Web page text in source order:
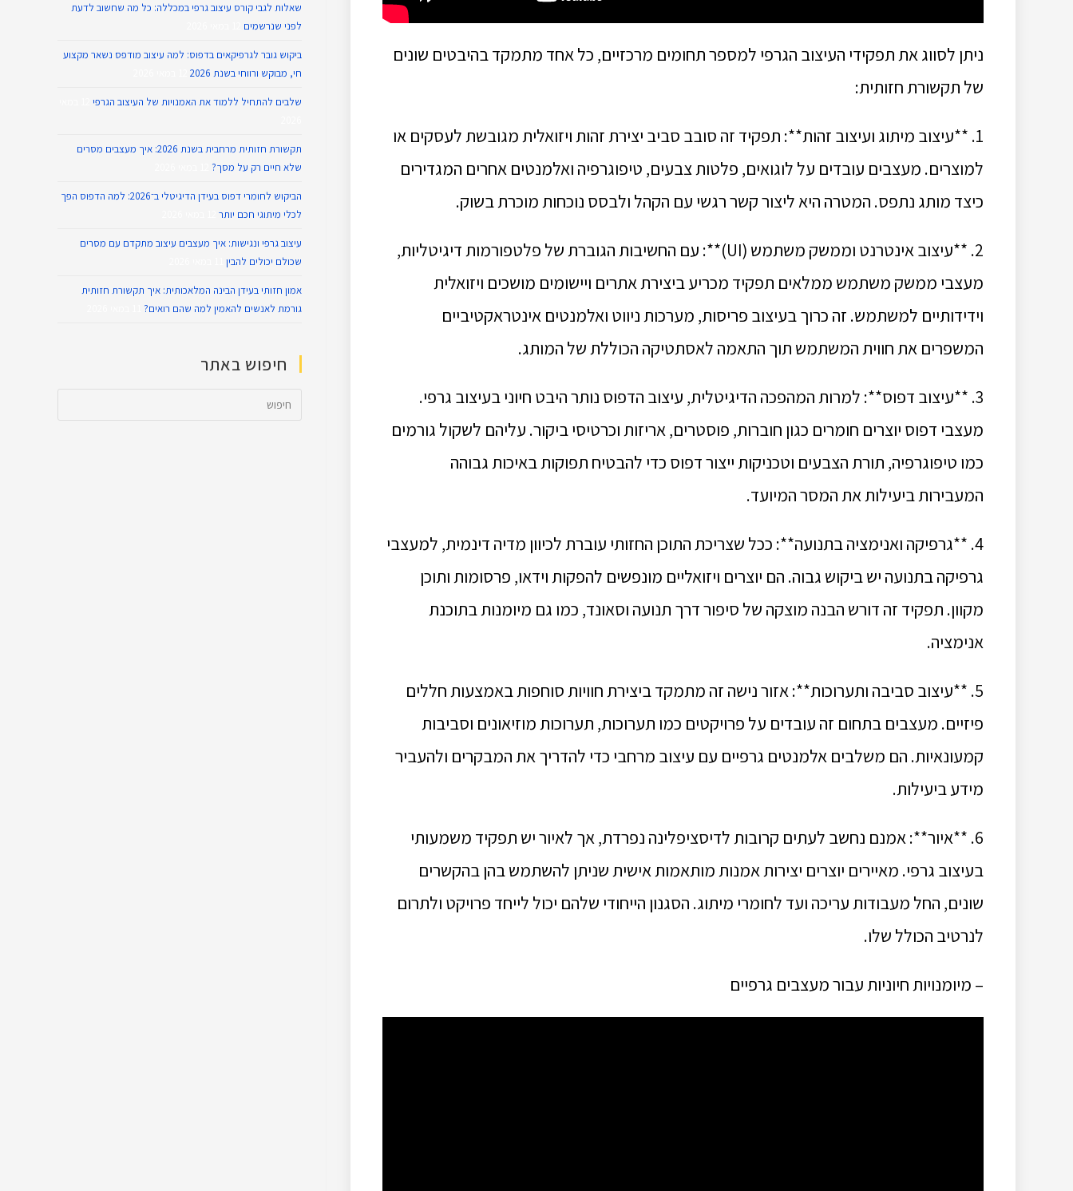
ניתן לסווג את תפקידי העיצוב הגרפי למספר תחומים מרכזיים, כל אחד מתמקד בהיבטים שונים
של תקשורת חזותית:
1. **עיצוב מיתוג ועיצוב זהות**: תפקיד זה סובב סביב יצירת זהות ויזואלית מגובשת לעסקים או
למוצרים. מעצבים עובדים על לוגואים, פלטות צבעים, טיפוגרפיה ואלמנטים אחרים המגדירים
כיצד מותג נתפס. המטרה היא ליצור קשר רגשי עם הקהל ולבסס נוכחות מוכרת בשוק.
2. **עיצוב אינטרנט וממשק משתמש (UI)**: עם החשיבות הגוברת של פלטפורמות דיגיטליות,
מעצבי ממשק משתמש ממלאים תפקיד מכריע ביצירת אתרים ויישומים מושכים ויזואלית
וידידותיים למשתמש. זה כרוך בעיצוב פריסות, מערכות ניווט ואלמנטים אינטראקטיביים
המשפרים את חווית המשתמש תוך התאמה לאסתטיקה הכוללת של המותג.
3. **עיצוב דפוס**: למרות המהפכה הדיגיטלית, עיצוב הדפוס נותר היבט חיוני בעיצוב גרפי.
מעצבי דפוס יוצרים חומרים כגון חוברות, פוסטרים, אריזות וכרטיסי ביקור. עליהם לשקול גורמים
כמו טיפוגרפיה, תורת הצבעים וטכניקות ייצור דפוס כדי להבטיח תפוקות באיכות גבוהה
המעבירות ביעילות את המסר המיועד.
4. **גרפיקה ואנימציה בתנועה**: ככל שצריכת התוכן החזותי עוברת לכיוון מדיה דינמית, למעצבי
גרפיקה בתנועה יש ביקוש גבוה. הם יוצרים ויזואליים מונפשים להפקות וידאו, פרסומות ותוכן
מקוון. תפקיד זה דורש הבנה מוצקה של סיפור דרך תנועה וסאונד, כמו גם מיומנות בתוכנת
אנימציה.
5. **עיצוב סביבה ותערוכות**: אזור נישה זה מתמקד ביצירת חוויות סוחפות באמצעות חללים
פיזיים. מעצבים בתחום זה עובדים על פרויקטים כמו תערוכות, תערוכות מוזיאונים וסביבות
קמעונאיות. הם משלבים אלמנטים גרפיים עם עיצוב מרחבי כדי להדריך את המבקרים ולהעביר
מידע ביעילות.
6. **איור**: אמנם נחשב לעתים קרובות לדיסציפלינה נפרדת, אך לאיור יש תפקיד משמעותי
בעיצוב גרפי. מאיירים יוצרים יצירות אמנות מותאמות אישית שניתן להשתמש בהן בהקשרים
שונים, החל מעבודות עריכה ועד לחומרי מיתוג. הסגנון הייחודי שלהם יכול לייחד פרויקט ולתרום
לנרטיב הכולל שלו.
– מיומנויות חיוניות עבור מעצבים גרפיים
שאלות לגבי קורס עיצוב גרפי במכללה: כל מה שחשוב לדעת
לפני שנרשמים
ביקוש גובר לגרפיקאים בדפוס: למה עיצוב מודפס נשאר מקצוע
חי, מבוקש ורווחי בשנת 2026
שלבים להתחיל ללמוד את האמנויות של העיצוב הגרפי
תקשורת חזותית מרחבית בשנת 2026: איך מעצבים מסרים
שלא חיים רק על מסך?
הביקוש לחומרי דפוס בעידן הדיגיטלי ב־2026: למה הדפוס הפך
לכלי מיתוגי חכם יותר
עיצוב גרפי ונגישות: איך מעצבים עיצוב מתקדם עם מסרים
שכולם יכולים להבין
אמון חזותי בעידן הבינה המלאכותית: איך תקשורת חזותית
גורמת לאנשים להאמין למה שהם רואים?
חיפוש באתר